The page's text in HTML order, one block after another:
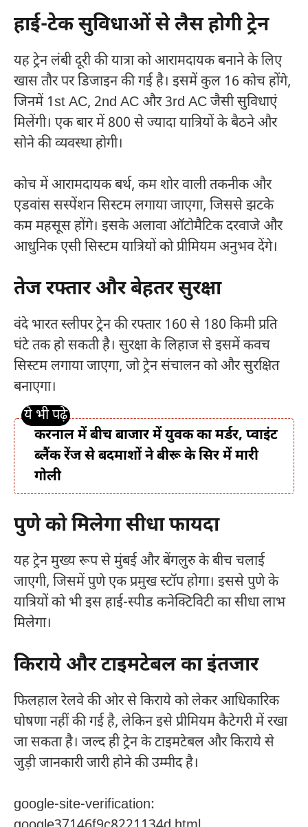
हाई-टेक सुविधाओं से लैस होगी ट्रेन
यह ट्रेन लंबी दूरी की यात्रा को आरामदायक बनाने के लिए
खास तौर पर डिजाइन की गई है। इसमें कुल 16 कोच होंगे,
जिनमें 1st AC, 2nd AC और 3rd AC जैसी सुविधाएं
मिलेंगी। एक बार में 800 से ज्यादा यात्रियों के बैठने और
सोने की व्यवस्था होगी।
कोच में आरामदायक बर्थ, कम शोर वाली तकनीक और
एडवांस सस्पेंशन सिस्टम लगाया जाएगा, जिससे झटके
कम महसूस होंगे। इसके अलावा ऑटोमैटिक दरवाजे और
आधुनिक एसी सिस्टम यात्रियों को प्रीमियम अनुभव देंगे।
तेज रफ्तार और बेहतर सुरक्षा
वंदे भारत स्लीपर ट्रेन की रफ्तार 160 से 180 किमी प्रति
घंटे तक हो सकती है। सुरक्षा के लिहाज से इसमें कवच
सिस्टम लगाया जाएगा, जो ट्रेन संचालन को और सुरक्षित
बनाएगा।
करनाल में बीच बाजार में युवक का मर्डर, प्वाइंट
ब्लैंक रेंज से बदमाशों ने बीरू के सिर में मारी
गोली
पुणे को मिलेगा सीधा फायदा
यह ट्रेन मुख्य रूप से मुंबई और बेंगलुरु के बीच चलाई
जाएगी, जिसमें पुणे एक प्रमुख स्टॉप होगा। इससे पुणे के
यात्रियों को भी इस हाई-स्पीड कनेक्टिविटी का सीधा लाभ
मिलेगा।
किराये और टाइमटेबल का इंतजार
फिलहाल रेलवे की ओर से किराये को लेकर आधिकारिक
घोषणा नहीं की गई है, लेकिन इसे प्रीमियम कैटेगरी में रखा
जा सकता है। जल्द ही ट्रेन के टाइमटेबल और किराये से
जुड़ी जानकारी जारी होने की उम्मीद है।
google-site-verification: